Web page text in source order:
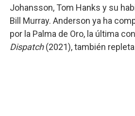
Johansson, Tom Hanks y su
Bill Murray. Anderson ya ha
por la Palma de Oro, la última con
Dispatch(2021), también